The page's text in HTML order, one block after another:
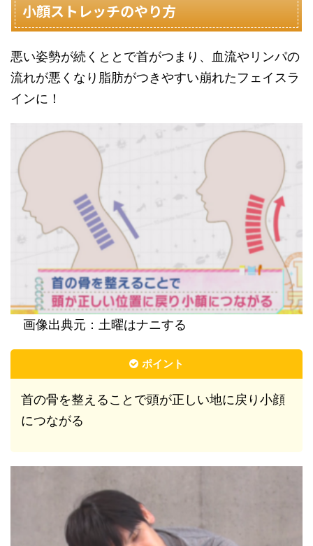
小顔ストレッチのやり方
悪い姿勢が続くととで首がつまり、血流やリンパの
流れが悪くなり脂肪がつきやすい崩れたフェイスラ
インに！
画像出典元：土曜はナニする
ポイント
首の骨を整えることで頭が正しい地に戻り小顔
につながる